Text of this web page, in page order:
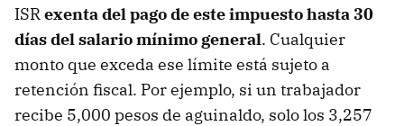
ISRexenta del pago de este impuesto hasta 30
días del salario mínimo general. Cualquier
monto que exceda ese límite está sujeto a
retención fiscal. Por ejemplo, si un trabajador
recibe 5,000 pesos de aguinaldo, solo los 3,257